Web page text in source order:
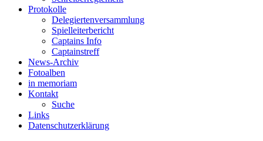
Protokolle
Delegiertenversammlung
Spielleiterbericht
Captains Info
Captainstreff
News-Archiv
Fotoalben
in memoriam
Kontakt
Suche
Links
Datenschutzerklärung